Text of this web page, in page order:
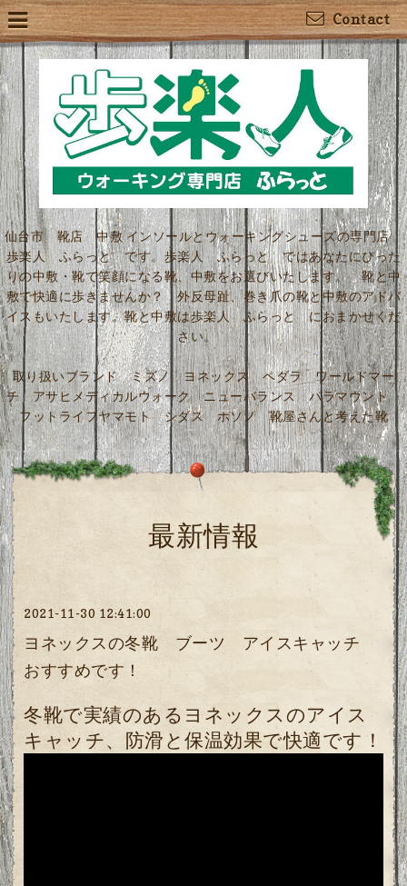
Contact
仙台市 靴店 中敷 インソールとウォーキングシューズの専門店
歩楽人 ふらっと です。歩楽人 ふらっと ではあなたにぴった
りの中敷・靴で笑顔になる靴、中敷をお選びいたします。 靴と中
敷で快適に歩きませんか？ 外反母趾、巻き爪の靴と中敷のアドバ
イスもいたします。靴と中敷は歩楽人 ふらっと におまかせくだ
さい。
取り扱いブランド ミズノ ヨネックス ペダラ ワールドマー
チ アサヒメディカルウォーク ニューバランス パラマウント
フットライフヤマモト シダス ホソノ 靴屋さんと考えた靴
最新情報
2021-11-30 12:41:00
ヨネックスの冬靴 ブーツ アイスキャッチ
おすすめです！
冬靴で実績のあるヨネックスのアイス
キャッチ、防滑と保温効果で快適です！